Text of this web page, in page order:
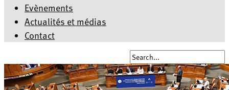
Evènements
Actualités et médias
Contact